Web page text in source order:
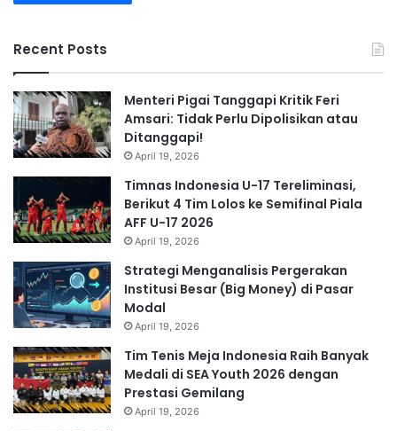
Recent Posts
Menteri Pigai Tanggapi Kritik Feri
Amsari: Tidak Perlu Dipolisikan atau
Ditanggapi!
April 19, 2026
Timnas Indonesia U-17 Tereliminasi,
Berikut 4 Tim Lolos ke Semifinal Piala
AFF U-17 2026
April 19, 2026
Strategi Menganalisis Pergerakan
Institusi Besar (Big Money) di Pasar
Modal
April 19, 2026
Tim Tenis Meja Indonesia Raih Banyak
Medali di SEA Youth 2026 dengan
Prestasi Gemilang
April 19, 2026